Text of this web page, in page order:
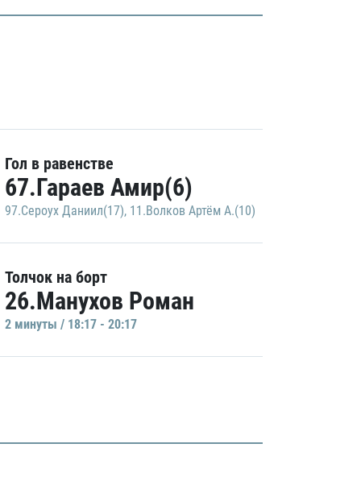
Гол в равенстве
67.Гараев Амир(6)
97.Сероух Даниил(17), 11.Волков Артём А.(10)
Толчок на борт
26.Манухов Роман
2 минуты / 18:17 - 20:17